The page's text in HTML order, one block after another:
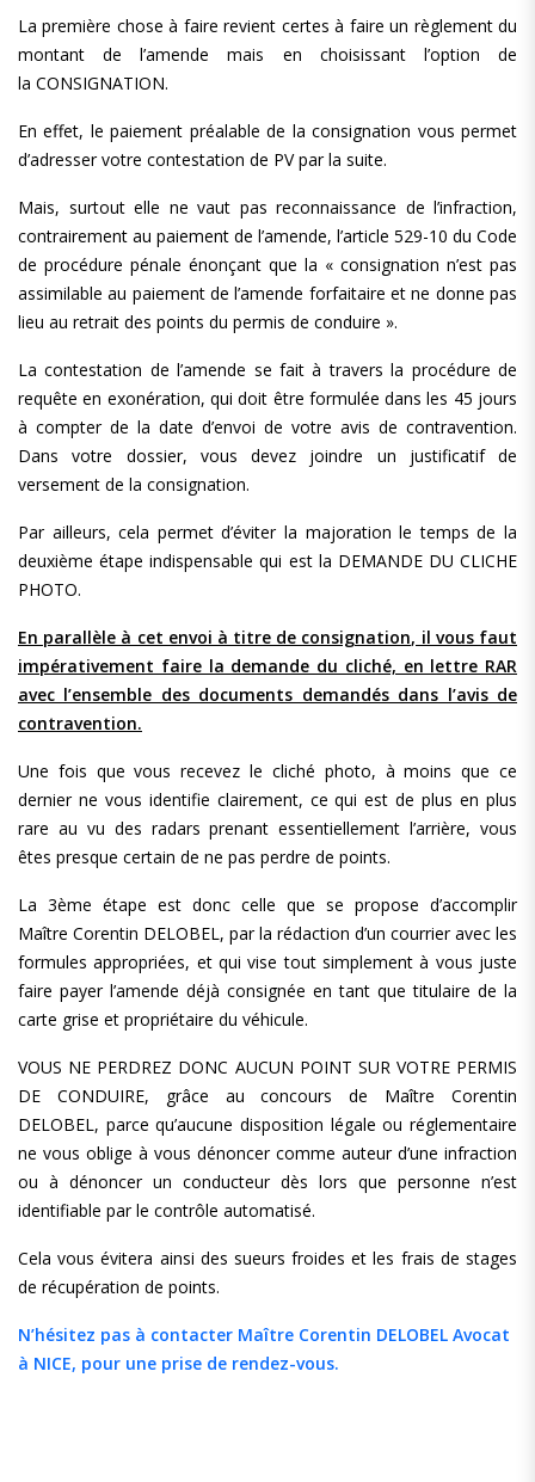
La première chose à faire revient certes à faire un règlement du
montant de l’amende mais en choisissant l’option de
la CONSIGNATION.
En effet, le paiement préalable de la consignation vous permet
d’adresser votre contestation de PV par la suite.
Mais, surtout elle ne vaut pas reconnaissance de l’infraction,
contrairement au paiement de l’amende, l’article 529-10 du Code
de procédure pénale énonçant que la « consignation n’est pas
assimilable au paiement de l’amende forfaitaire et ne donne pas
lieu au retrait des points du permis de conduire ».
La contestation de l’amende se fait à travers la procédure de
requête en exonération, qui doit être formulée dans les 45 jours
à compter de la date d’envoi de votre avis de contravention.
Dans votre dossier, vous devez joindre un justificatif de
versement de la consignation.
Par ailleurs, cela permet d’éviter la majoration le temps de la
deuxième étape indispensable qui est la DEMANDE DU CLICHE
PHOTO.
En parallèle à cet envoi à titre de consignation, il vous faut
impérativement faire la demande du cliché, en lettre RAR
avec l’ensemble des documents demandés dans l’avis de
contravention.
Une fois que vous recevez le cliché photo, à moins que ce
dernier ne vous identifie clairement, ce qui est de plus en plus
rare au vu des radars prenant essentiellement l’arrière, vous
êtes presque certain de ne pas perdre de points.
La 3ème étape est donc celle que se propose d’accomplir
Maître Corentin DELOBEL, par la rédaction d’un courrier avec les
formules appropriées, et qui vise tout simplement à vous juste
faire payer l’amende déjà consignée en tant que titulaire de la
carte grise et propriétaire du véhicule.
VOUS NE PERDREZ DONC AUCUN POINT SUR VOTRE PERMIS
DE CONDUIRE, grâce au concours de Maître Corentin
DELOBEL, parce qu’aucune disposition légale ou réglementaire
ne vous oblige à vous dénoncer comme auteur d’une infraction
ou à dénoncer un conducteur dès lors que personne n’est
identifiable par le contrôle automatisé.
Cela vous évitera ainsi des sueurs froides et les frais de stages
de récupération de points.
N’hésitez pas à contacter Maître Corentin DELOBEL Avocat
à NICE, pour une prise de rendez-vous.